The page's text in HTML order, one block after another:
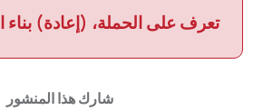
تعرف على الحملة، (إعادة) بناء
شارك هذا المنشور